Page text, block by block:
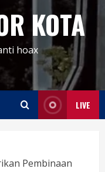
KOTA
hoax
LIVE
Pembinaan